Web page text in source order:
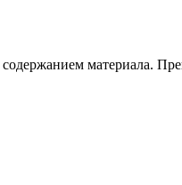
материала.